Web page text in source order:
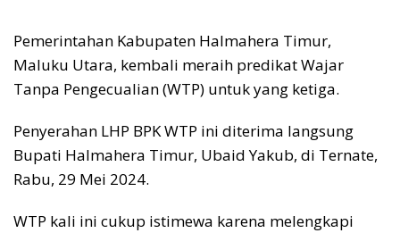
Pemerintahan Kabupaten Halmahera Timur,
Maluku Utara, kembali meraih predikat Wajar
Tanpa Pengecualian (WTP) untuk yang ketiga.
Penyerahan LHP BPK WTP ini diterima langsung
Bupati Halmahera Timur, Ubaid Yakub, di Ternate,
Rabu, 29 Mei 2024.
WTP kali ini cukup istimewa karena melengkapi